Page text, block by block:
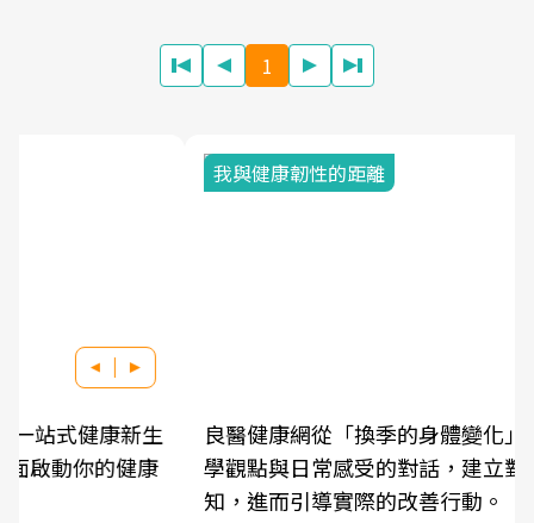
1
我與健康韌性的距離
良醫健康網從「換季的身體變化」出發，透過醫
學觀點與日常感受的對話，建立對亞健康的認
知，進而引導實際的改善行動。